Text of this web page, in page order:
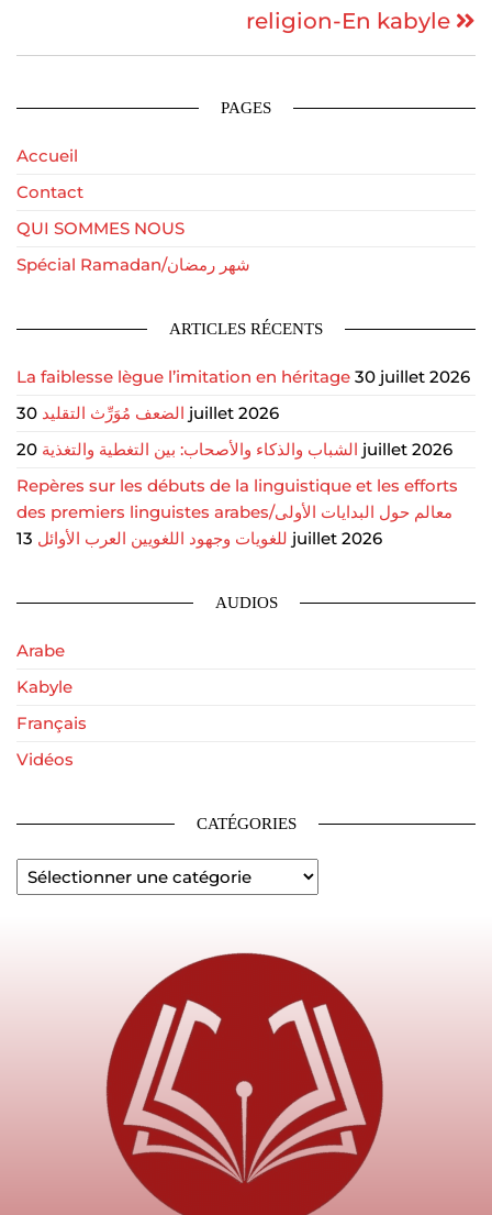
religion-En kabyle
PAGES
Accueil
Contact
QUI SOMMES NOUS
Spécial Ramadan/شهر رمضان
ARTICLES RÉCENTS
La faiblesse lègue l’imitation en héritage 30 juillet 2026
الضعف مُوَرِّث التقليد 30 juillet 2026
الشباب والذكاء والأصحاب: بين التغطية والتغذية 20 juillet 2026
Repères sur les débuts de la linguistique et les efforts
des premiers linguistes arabes/معالم حول البدايات الأولى
للغويات وجهود اللغويين العرب الأوائل 13 juillet 2026
AUDIOS
Arabe
Kabyle
Français
Vidéos
CATÉGORIES